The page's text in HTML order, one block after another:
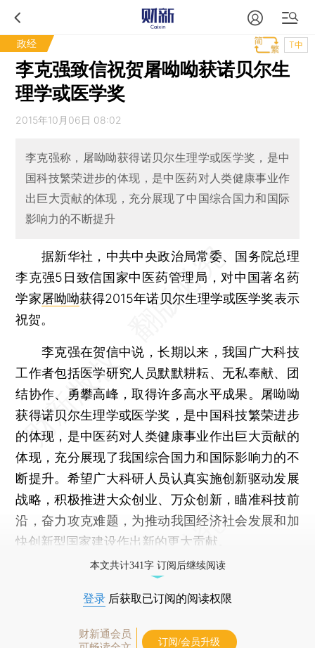
政经 T中
李克强致信祝贺屠呦呦获诺贝尔生
理学或医学奖
2015年10月06日 08:02
李克强称，屠呦呦获得诺贝尔生理学或医学奖，是中
国科技繁荣进步的体现，是中医药对人类健康事业作
出巨大贡献的体现，充分展现了中国综合国力和国际
影响力的不断提升
据新华社，中共中央政治局常委、国务院总理
李克强5日致信国家中医药管理局，对中国著名药
学家屠呦呦获得2015年诺贝尔生理学或医学奖表示
祝贺。
李克强在贺信中说，长期以来，我国广大科技
工作者包括医学研究人员默默耕耘、无私奉献、团
结协作、勇攀高峰，取得许多高水平成果。屠呦呦
获得诺贝尔生理学或医学奖，是中国科技繁荣进步
的体现，是中医药对人类健康事业作出巨大贡献的
体现，充分展现了我国综合国力和国际影响力的不
断提升。希望广大科研人员认真实施创新驱动发展
战略，积极推进大众创业、万众创新，瞄准科技前
沿，奋力攻克难题，为推动我国经济社会发展和加
快创新型国家建设作出新的更大贡献。
本文共计341字 订阅后继续阅读
登录 后获取已订阅的阅读权限
财新通会员
订阅/会员升级